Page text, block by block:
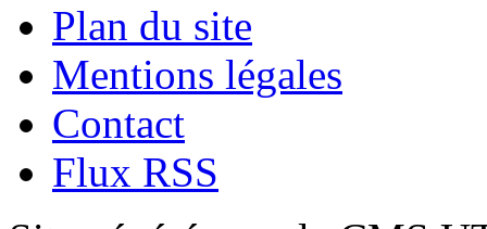
Plan du site
Mentions légales
Contact
Flux RSS